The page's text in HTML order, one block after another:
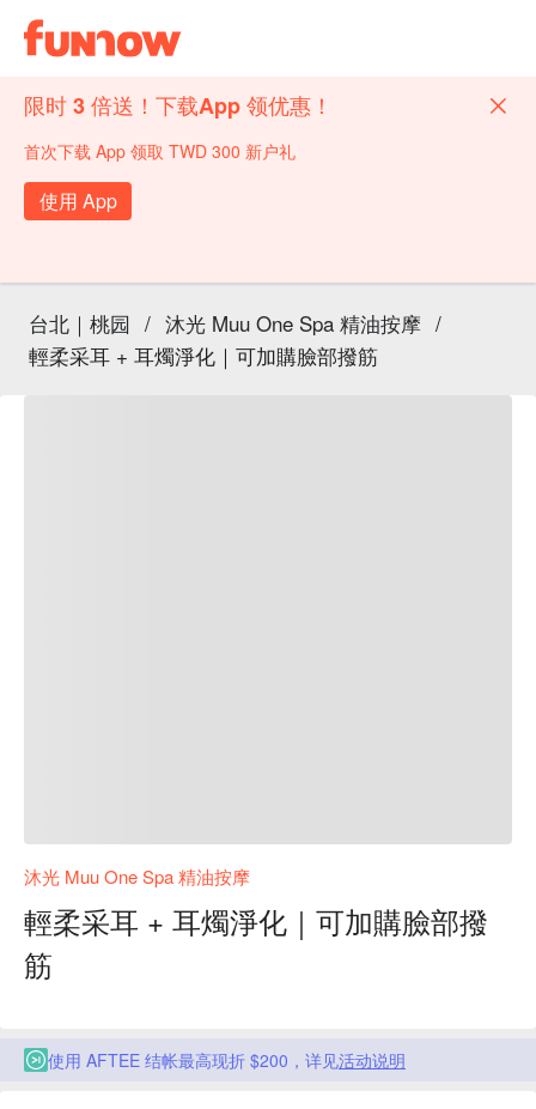
限时 3 倍送！下载App 领优惠！
首次下载 App 领取 TWD 300 新户礼
使用 App
台北｜桃园 / 沐光 Muu One Spa 精油按摩 /
輕柔采耳 + 耳燭淨化｜可加購臉部撥筋
沐光 Muu One Spa 精油按摩
輕柔采耳 + 耳燭淨化｜可加購臉部撥
筋
使用 AFTEE 结帐最高现折 $200，详见活动说明